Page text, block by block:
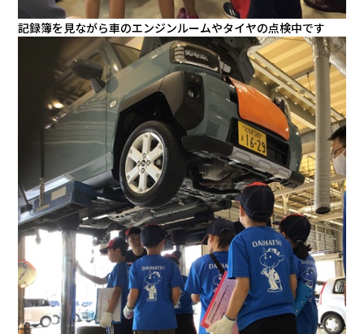
記録簿を見ながら車のエンジンルームやタイヤの点検中です